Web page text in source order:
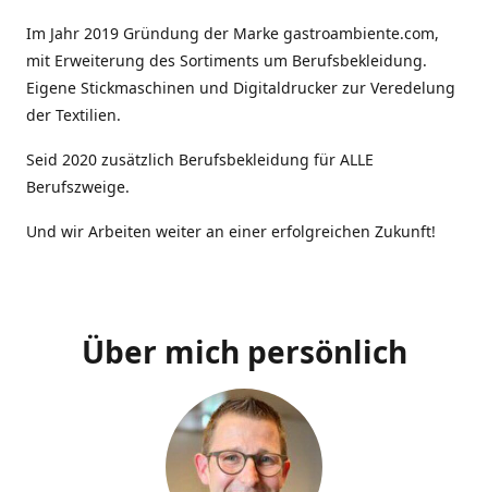
Im Jahr 2019 Gründung der Marke gastroambiente.com,
mit Erweiterung des Sortiments um Berufsbekleidung.
Eigene Stickmaschinen und Digitaldrucker zur Veredelung
der Textilien.
Seid 2020 zusätzlich Berufsbekleidung für ALLE
Berufszweige.
Und wir Arbeiten weiter an einer erfolgreichen Zukunft!
Über mich persönlich